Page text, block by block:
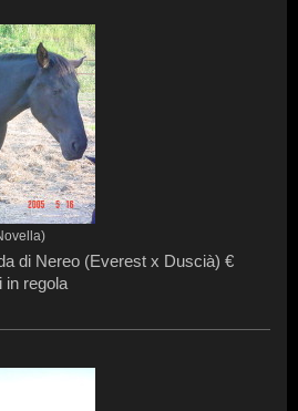
di Nereo (Everest x Duscià) €
in regola